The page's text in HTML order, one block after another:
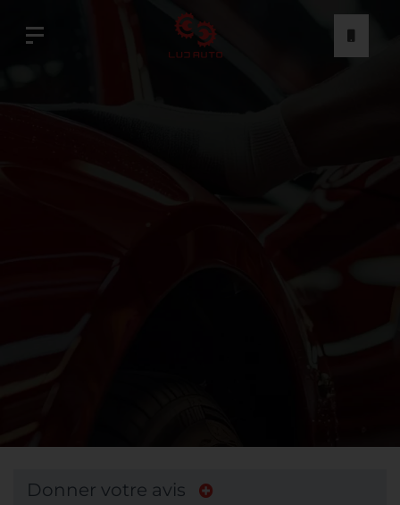
Donner votre avis